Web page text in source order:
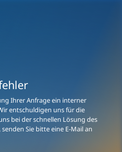
Ihrer Anfrage ein interner
entschuldigen uns für die
bei der schnellen Lösung des
Sie bitte eine E-Mail an